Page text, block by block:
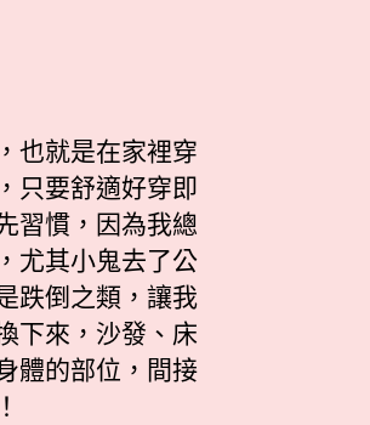
也就是在家裡穿
只要舒適好穿即
習慣，因為我總
尤其小鬼去了公
跌倒之類，讓我
下來，沙發、床
體的部位，間接